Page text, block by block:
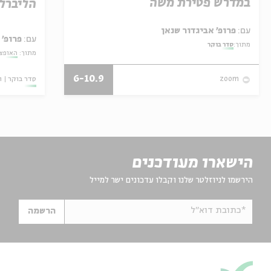
במדרש פטירת משה
עם:
מתוך:סדר בוקר
zoom
6-10.9
עם: פרופ'
מתוך:
סדר בוקר
הישארו מעודכנים
הירשמו לניוזלטר שלנו וקבלו עדכונים ישר למייל
*כתובת דוא"ל הרשמה